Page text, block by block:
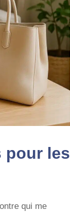
pour les
qui me